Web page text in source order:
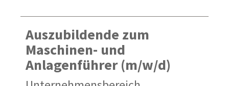
Auszubildende zum
Maschinen- und
Anlagenführer (m/w/d)